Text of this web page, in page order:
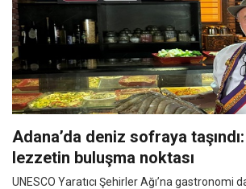
Adana’da deniz sofraya
lezzetin buluşma noktası
UNESCO Yaratıcı Şehirler Ağı’na gastronomi